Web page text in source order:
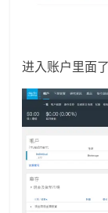
进入账户里面